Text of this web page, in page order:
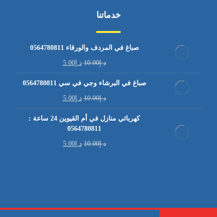
خدماتنا
صباغ في المردف والورقاء 0564780811
د.إ10.00 د.إ5.00
صباغ في البرشاء وجي في سي 0564780811
د.إ10.00 د.إ5.00
كهربائي منازل في أم القيوين 24 ساعة :
0564780811
د.إ10.00 د.إ5.00